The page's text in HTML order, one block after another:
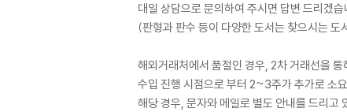
대일 상담으로 문의하여 주시면 답변 드리겠습
(판형과 판수 등이 다양한 도서는 찾으시는
해외거래처에서 품절인 경우, 2차 거래선을
수입 진행 시점으로 부터 2~3주가 추가로 소
해당 경우, 문자와 메일로 별도 안내를 드리고